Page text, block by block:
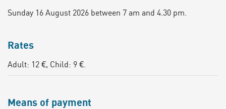
Sunday 16 August 2026 between 7 am and 4.30 pm.
Rates
Adult: 12 €, Child: 9 €.
Means of payment